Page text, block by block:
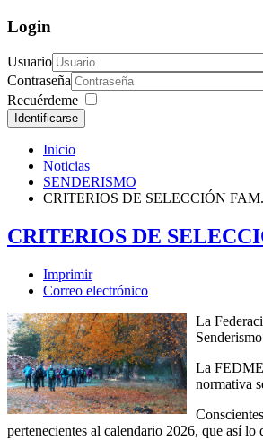
Login
Usuario
Contraseña
Recuérdeme
Identificarse
Inicio
Noticias
SENDERISMO
CRITERIOS DE SELECCIÓN
CRITERIOS DE
Imprimir
Correo electrónico
La
La FEDME
normativa
pertenecientes al calendario 2026, que así